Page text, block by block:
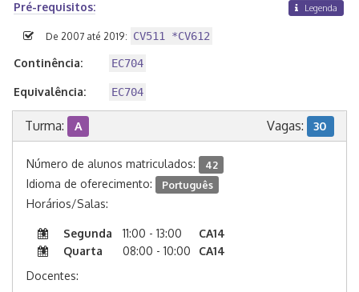
Pré-requisitos: Legenda
De 2007 até 2019: CV511 *CV612
Continência: EC704
Equivalência: EC704
Turma: A Vagas: 30
Número de alunos matriculados: 42
Idioma de oferecimento: Português
Horários/Salas:
Segunda 11:00 - 13:00
CA14
Quarta
08:00 - 10:00
CA14
Docentes: